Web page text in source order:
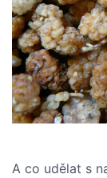
A co udělat s